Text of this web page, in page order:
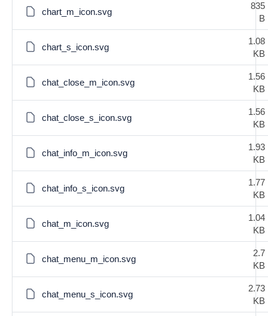
chart_m_icon.svg
835
B
chart_s_icon.svg
1.08
KB
chat_close_m_icon.svg
1.56
KB
chat_close_s_icon.svg
1.56
KB
chat_info_m_icon.svg
1.93
KB
chat_info_s_icon.svg
1.77
KB
chat_m_icon.svg
1.04
KB
chat_menu_m_icon.svg
2.7
KB
chat_menu_s_icon.svg
2.73
KB